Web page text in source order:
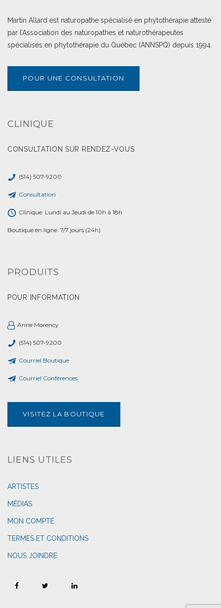
Martin Allard est naturopathe spécialisé en phytothérapie attesté
par l’Association des naturopathes et naturothérapeutes
spécialisés en phytothérapie du Québec (ANNSPQ) depuis 1994.
POUR UNE CONSULTATION
CLINIQUE
CONSULTATION SUR RENDEZ-VOUS
(514) 507-9200
Consultation
Clinique: Lundi au Jeudi de 10h à 18h
Boutique en ligne: 7/7 jours (24h)
PRODUITS
POUR INFORMATION
Anne Morency
(514) 507-9200
Courriel Boutique
Courriel Conférences
VISITEZ LA BOUTIQUE
LIENS UTILES
ARTISTES
MÉDIAS
MON COMPTE
TERMES ET CONDITIONS
NOUS JOINDRE